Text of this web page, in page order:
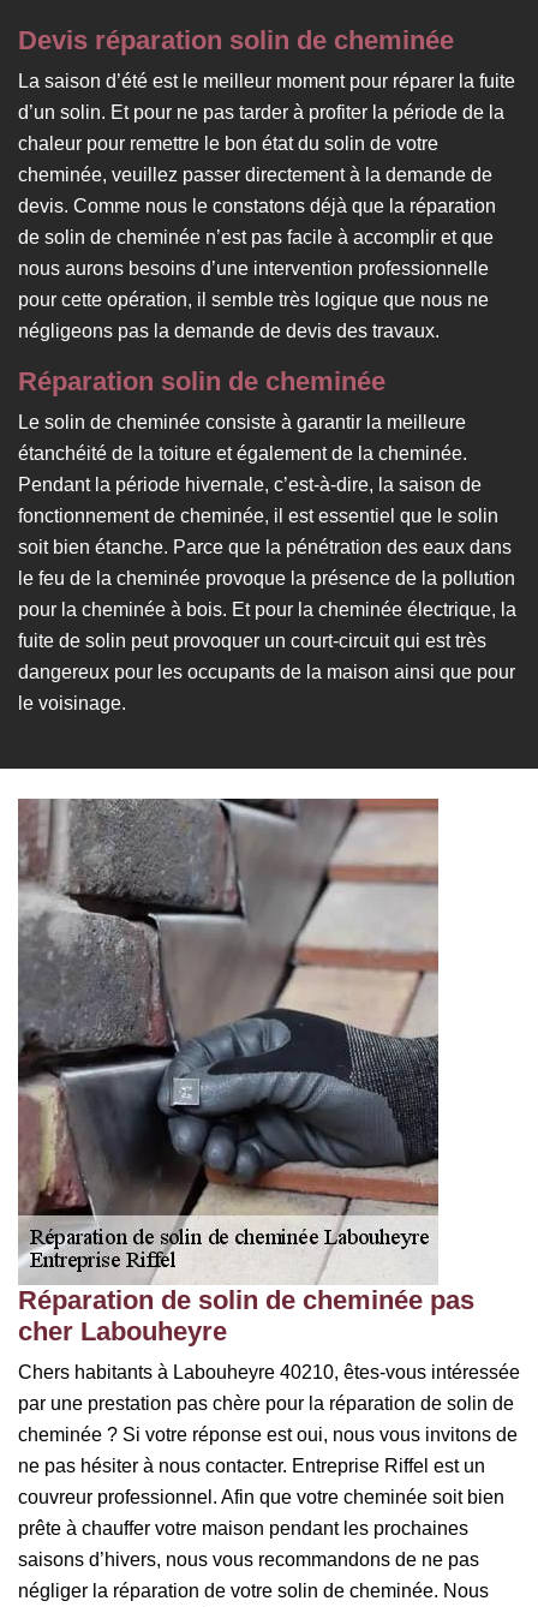
Devis réparation solin de cheminée
La saison d’été est le meilleur moment pour réparer la fuite
d’un solin. Et pour ne pas tarder à profiter la période de la
chaleur pour remettre le bon état du solin de votre
cheminée, veuillez passer directement à la demande de
devis. Comme nous le constatons déjà que la réparation
de solin de cheminée n’est pas facile à accomplir et que
nous aurons besoins d’une intervention professionnelle
pour cette opération, il semble très logique que nous ne
négligeons pas la demande de devis des travaux.
Réparation solin de cheminée
Le solin de cheminée consiste à garantir la meilleure
étanchéité de la toiture et également de la cheminée.
Pendant la période hivernale, c’est-à-dire, la saison de
fonctionnement de cheminée, il est essentiel que le solin
soit bien étanche. Parce que la pénétration des eaux dans
le feu de la cheminée provoque la présence de la pollution
pour la cheminée à bois. Et pour la cheminée électrique, la
fuite de solin peut provoquer un court-circuit qui est très
dangereux pour les occupants de la maison ainsi que pour
le voisinage.
Réparation de solin de cheminée pas
cher Labouheyre
Chers habitants à Labouheyre 40210, êtes-vous intéressée
par une prestation pas chère pour la réparation de solin de
cheminée ? Si votre réponse est oui, nous vous invitons de
ne pas hésiter à nous contacter. Entreprise Riffel est un
couvreur professionnel. Afin que votre cheminée soit bien
prête à chauffer votre maison pendant les prochaines
saisons d’hivers, nous vous recommandons de ne pas
négliger la réparation de votre solin de cheminée. Nous